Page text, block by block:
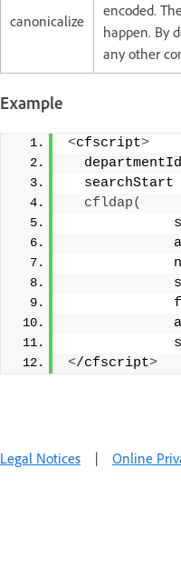
canonicalize
encoded.
happen. By
any other
Example
<cfscript>
searchStart
cfldap(
</cfscript>
Legal Notices | Online